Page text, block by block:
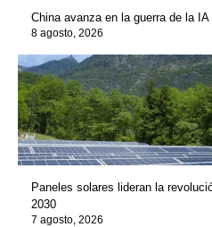
China avanza en la guerra de la IA
8 agosto, 2026
Paneles solares lideran la
2030
7 agosto, 2026